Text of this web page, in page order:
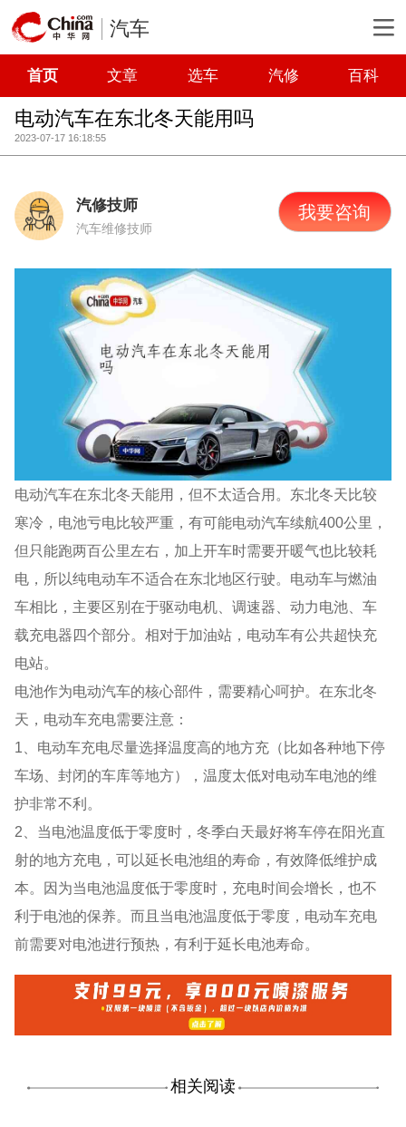
汽车
首页 文章 选车 汽修 百科
电动汽车在东北冬天能用吗
2023-07-17 16:18:55
汽修技师
汽车维修技师
我要咨询
电动汽车在东北冬天能用，但不太适合用。东北冬天比较
寒冷，电池亏电比较严重，有可能电动汽车续航400公里，
但只能跑两百公里左右，加上开车时需要开暖气也比较耗
电，所以纯电动车不适合在东北地区行驶。电动车与燃油
车相比，主要区别在于驱动电机、调速器、动力电池、车
载充电器四个部分。相对于加油站，电动车有公共超快充
电站。
电池作为电动汽车的核心部件，需要精心呵护。在东北冬
天，电动车充电需要注意：
1、电动车充电尽量选择温度高的地方充（比如各种地下停
车场、封闭的车库等地方），温度太低对电动车电池的维
护非常不利。
2、当电池温度低于零度时，冬季白天最好将车停在阳光直
射的地方充电，可以延长电池组的寿命，有效降低维护成
本。因为当电池温度低于零度时，充电时间会增长，也不
利于电池的保养。而且当电池温度低于零度，电动车充电
前需要对电池进行预热，有利于延长电池寿命。
相关阅读